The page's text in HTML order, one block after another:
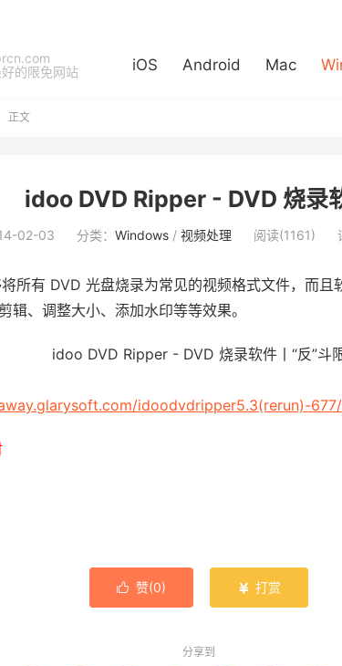
的限免网站
iOS Android Mac
正文
idoo DVD Ripper - DVD 烧录
02-03 分类： Windows/ 视频处理 阅读(1161)
所有 DVD 光盘烧录为常见的视频格式文件，而且
辑、调整大小、添加水印等等效果。
idoodvdripper5.3(rerun)-677/
 赞(0)  打赏
分享到